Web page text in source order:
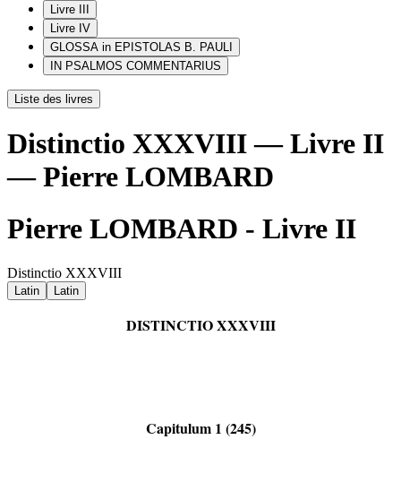
Livre III
Livre IV
GLOSSA in EPISTOLAS B. PAULI
IN PSALMOS COMMENTARIUS
Liste des livres
Distinctio XXXVIII — Livre II
— Pierre LOMBARD
Pierre LOMBARD - Livre II
Distinctio XXXVIII
Latin Latin
DISTINCTIO XXXVIII
Capitulum 1 (245)